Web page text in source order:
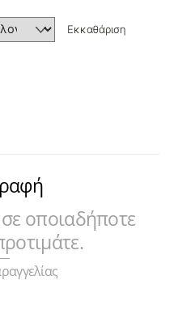
Εκκαθάριση
οποιαδήποτε